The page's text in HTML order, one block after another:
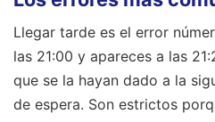
Llegar tarde es el error
las 21:00 y apareces a las
que se la hayan dado a la
de espera. Son estrictos